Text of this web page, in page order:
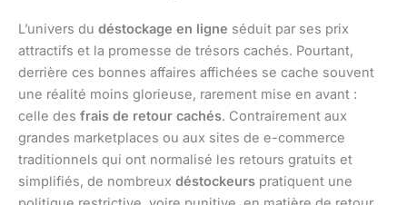
L’univers du déstockage en ligne séduit par ses prix
attractifs et la promesse de trésors cachés. Pourtant,
derrière ces bonnes affaires affichées se cache souvent
une réalité moins glorieuse, rarement mise en avant :
celle des frais de retour cachés. Contrairement aux
grandes marketplaces ou aux sites de e-commerce
traditionnels qui ont normalisé les retours gratuits et
simplifiés, de nombreux déstockeurs pratiquent une